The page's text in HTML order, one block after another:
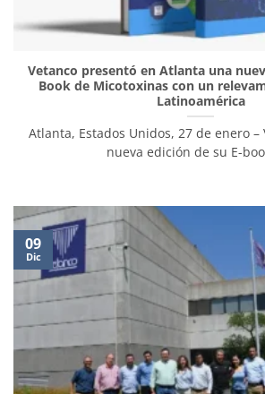
Vetanco presentó en Atlanta una
Book de Micotoxinas con un
Latinoamérica
Atlanta, Estados Unidos, 27 de enero –
nueva edición de su E-
09
Dic